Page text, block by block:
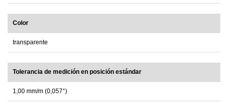
Color
transparente
Tolerancia de medición en posición estándar
1,00 mm/m (0,057°)